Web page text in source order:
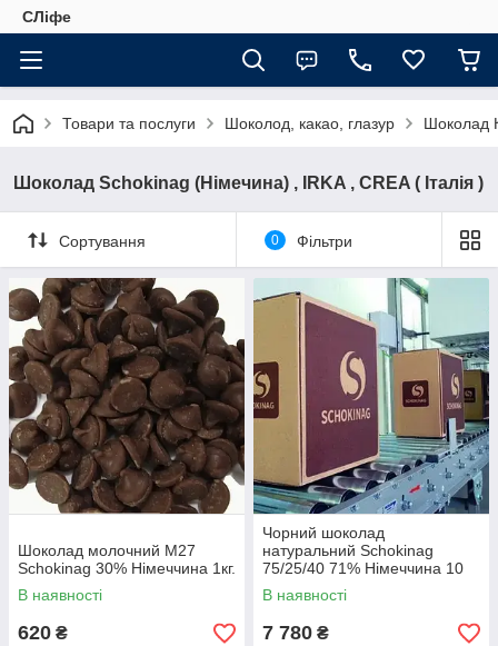
СЛіфе
Товари та послуги Шоколод, какао, глазур Шоколад
Шоколад Schokinag (Німечина) , IRKA , CREA ( Італія )
Сортування 0 Фільтри
Шоколад молочний M27
Schokinag 30% Німеччина 1кг.
В наявності
620 ₴
Чорний шоколад
натуральний Schokinag
75/25/40 71% Німеччина 10
кг. ящик
В наявності
7 780 ₴